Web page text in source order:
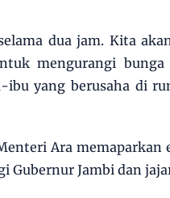
dua jam. Kita
mengurangi
yang berusaha di
Ara
Jambi dan